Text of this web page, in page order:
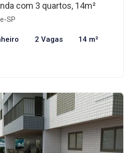
com 3 quartos, 14m²
SP
2 Vagas 14 m²